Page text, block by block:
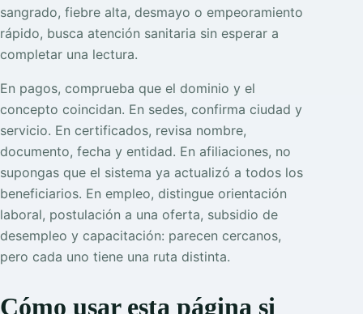
sangrado, fiebre alta, desmayo o empeoramiento
rápido, busca atención sanitaria sin esperar a
completar una lectura.
En pagos, comprueba que el dominio y el
concepto coincidan. En sedes, confirma ciudad y
servicio. En certificados, revisa nombre,
documento, fecha y entidad. En afiliaciones, no
supongas que el sistema ya actualizó a todos los
beneficiarios. En empleo, distingue orientación
laboral, postulación a una oferta, subsidio de
desempleo y capacitación: parecen cercanos,
pero cada uno tiene una ruta distinta.
Cómo usar esta página si